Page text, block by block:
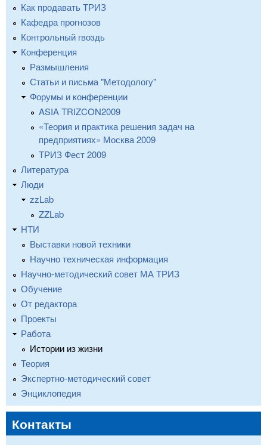
Как продавать ТРИЗ
Кафедра прогнозов
Контрольный гвоздь
Конференция
Размышления
Статьи и письма "Методологу"
Форумы и конференции
ASIA TRIZCON2009
«Теория и практика решения задач на
предприятиях» Москва 2009
ТРИЗ Фест 2009
Литература
Люди
zzLab
ZZLab
НТИ
Выставки новой техники
Научно техническая информация
Научно-методический совет МА ТРИЗ
Обучение
От редактора
Проекты
Работа
Истории из жизни
Теория
Экспертно-методический совет
Энциклопедия
Контакты